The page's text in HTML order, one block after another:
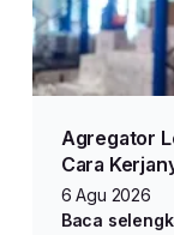
Agregator
Cara
6 Agu 2026
Baca